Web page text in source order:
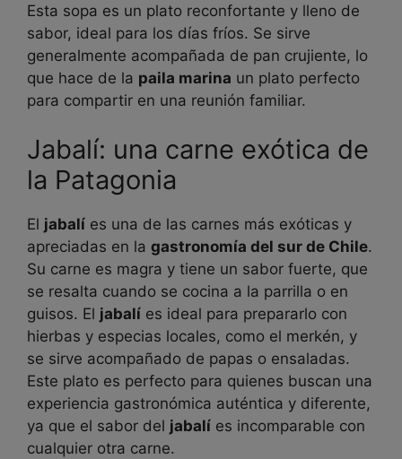
Esta sopa es un plato reconfortante y lleno de
sabor, ideal para los días fríos. Se sirve
generalmente acompañada de pan crujiente, lo
que hace de la paila marina un plato perfecto
para compartir en una reunión familiar.
Jabalí: una carne exótica de
la Patagonia
El jabalí es una de las carnes más exóticas y
apreciadas en la gastronomía del sur de Chile.
Su carne es magra y tiene un sabor fuerte, que
se resalta cuando se cocina a la parrilla o en
guisos. El jabalí es ideal para prepararlo con
hierbas y especias locales, como el merkén, y
se sirve acompañado de papas o ensaladas.
Este plato es perfecto para quienes buscan una
experiencia gastronómica auténtica y diferente,
ya que el sabor del jabalí es incomparable con
cualquier otra carne.